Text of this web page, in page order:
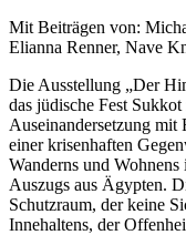
Mit Beiträgen von:
Elianna Renner, Nave
Die Ausstellung „Der
das jüdische Fest
Auseinandersetzung mit
einer krisenhaften
Wanderns und
Auszugs aus Ägypten.
Schutzraum, der keine
Innehaltens, der